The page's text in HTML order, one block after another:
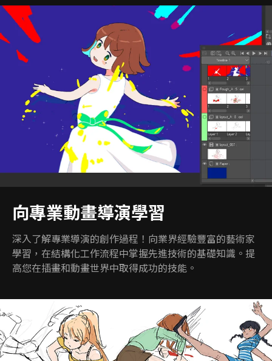
向專業動畫導演學習
深入了解專業導演的創作過程！向業界經驗豐富的藝術家
學習，在結構化工作流程中掌握先進技術的基礎知識。提
高您在插畫和動畫世界中取得成功的技能。